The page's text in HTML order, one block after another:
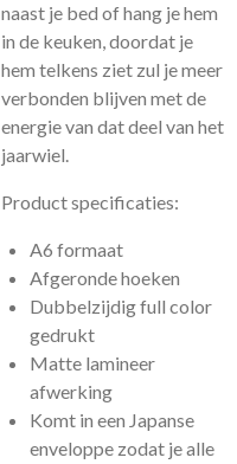
naast je bed of hang je hem
in de keuken, doordat je
hem telkens ziet zul je meer
verbonden blijven met de
energie van dat deel van het
jaarwiel.
Product specificaties:
A6 formaat
Afgeronde hoeken
Dubbelzijdig full color
gedrukt
Matte lamineer
afwerking
Komt in een Japanse
enveloppe zodat je alle